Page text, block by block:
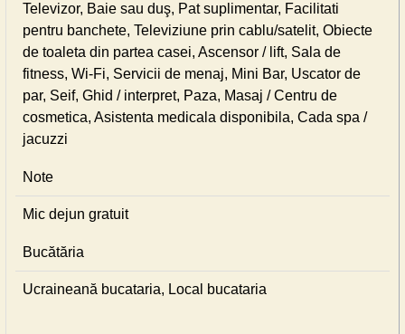
Televizor, Baie sau duş, Pat suplimentar, Facilitati
pentru banchete, Televiziune prin cablu/satelit, Obiecte
de toaleta din partea casei, Ascensor / lift, Sala de
fitness, Wi-Fi, Servicii de menaj, Mini Bar, Uscator de
par, Seif, Ghid / interpret, Paza, Masaj / Centru de
cosmetica, Asistenta medicala disponibila, Cada spa /
jacuzzi
Note
Mic dejun gratuit
Bucătăria
Ucraineană bucataria, Local bucataria